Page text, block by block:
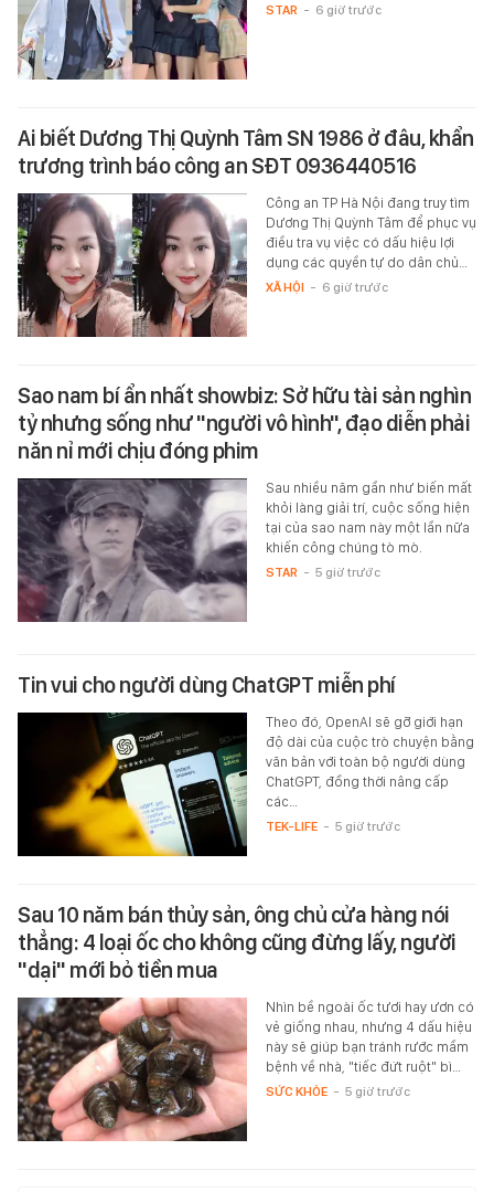
STAR - 6 giờ trước
Ai biết Dương Thị Quỳnh Tâm SN 1986 ở đâu, khẩn
trương trình báo công an SĐT 0936440516
Công an TP Hà Nội đang truy tìm
Dương Thị Quỳnh Tâm để phục vụ
điều tra vụ việc có dấu hiệu lợi
dụng các quyền tự do dân chủ…
XÃ HỘI - 6 giờ trước
Sao nam bí ẩn nhất showbiz: Sở hữu tài sản nghìn
tỷ nhưng sống như "người vô hình", đạo diễn phải
năn nỉ mới chịu đóng phim
Sau nhiều năm gần như biến mất
khỏi làng giải trí, cuộc sống hiện
tại của sao nam này một lần nữa
khiến công chúng tò mò.
STAR - 5 giờ trước
Tin vui cho người dùng ChatGPT miễn phí
Theo đó, OpenAI sẽ gỡ giới hạn
độ dài của cuộc trò chuyện bằng
văn bản với toàn bộ người dùng
ChatGPT, đồng thời nâng cấp
các…
TEK-LIFE - 5 giờ trước
Sau 10 năm bán thủy sản, ông chủ cửa hàng nói
thẳng: 4 loại ốc cho không cũng đừng lấy, người
"dại" mới bỏ tiền mua
Nhìn bề ngoài ốc tươi hay ươn có
vẻ giống nhau, nhưng 4 dấu hiệu
này sẽ giúp bạn tránh rước mầm
bệnh về nhà, "tiếc đứt ruột" bì…
SỨC KHỎE - 5 giờ trước